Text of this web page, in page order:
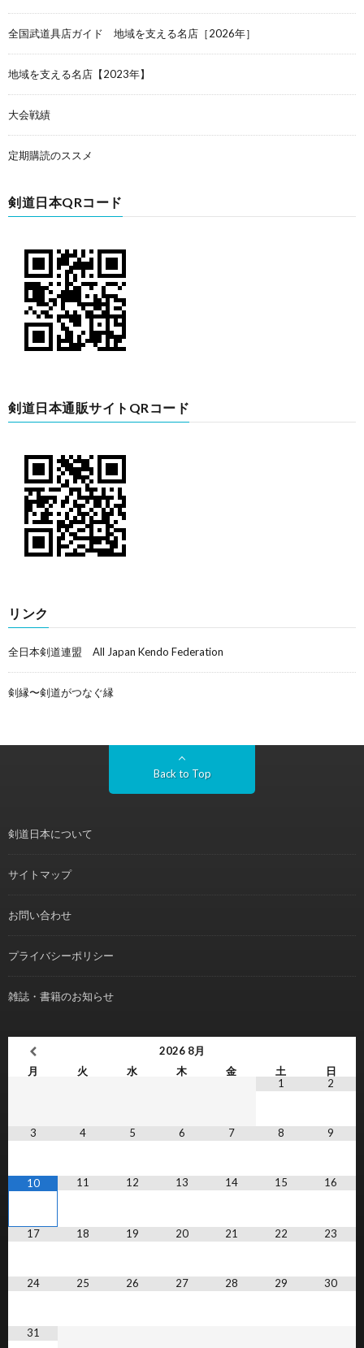
全国武道具店ガイド 地域を支える名店［2026年］
地域を支える名店【2023年】
大会戦績
定期購読のススメ
剣道日本QRコード
剣道日本通販サイトQRコード
リンク
全日本剣道連盟 All Japan Kendo Federation
剣縁〜剣道がつなぐ縁
Back to Top
剣道日本について
サイトマップ
お問い合わせ
プライバシーポリシー
雑誌・書籍のお知らせ
2026 8月
月
火 水 木 金 土
日
1
2
3 4 5 6 7 8 9
10 11 12 13 14 15 16
17 18 19 20 21 22 23
24 25 26 27 28 29 30
31